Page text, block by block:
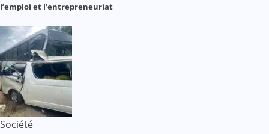
l’emploi et l’entrepreneuriat
Société